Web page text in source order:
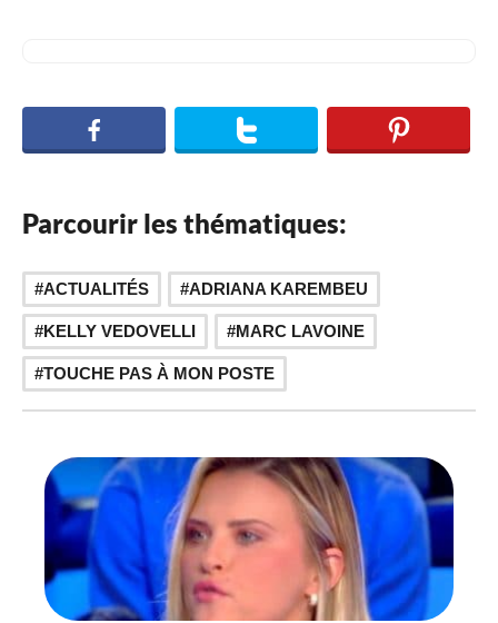
Parcourir les thématiques:
ACTUALITÉS ADRIANA KAREMBEU
KELLY VEDOVELLI MARC LAVOINE
TOUCHE PAS À MON POSTE